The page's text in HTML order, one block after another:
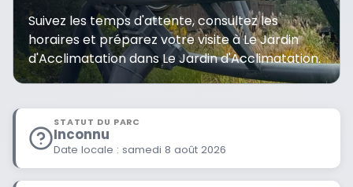
Suivez les temps d'attente, consultez les
horaires et préparez votre visite à Le Jardin
d'Acclimatation dans Le Jardin d'Acclimatation.
STATUT DU PARC
Inconnu
Date locale : samedi 8 août 2026